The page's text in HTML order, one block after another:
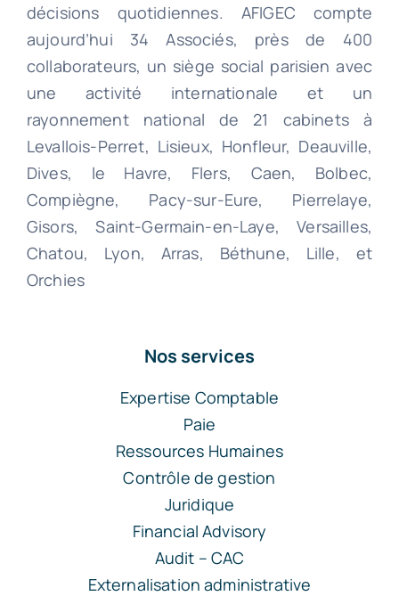
décisions quotidiennes. AFIGEC compte
aujourd’hui 34 Associés, près de 400
collaborateurs, un siège social parisien avec
une activité internationale et un
rayonnement national de 21 cabinets à
Levallois-Perret, Lisieux, Honfleur, Deauville,
Dives, le Havre, Flers, Caen, Bolbec,
Compiègne, Pacy-sur-Eure, Pierrelaye,
Gisors, Saint-Germain-en-Laye, Versailles,
Chatou, Lyon, Arras, Béthune, Lille, et
Orchies
Nos services
Expertise Comptable
Paie
Ressources Humaines
Contrôle de gestion
Juridique
Financial Advisory
Audit – CAC
Externalisation administrative